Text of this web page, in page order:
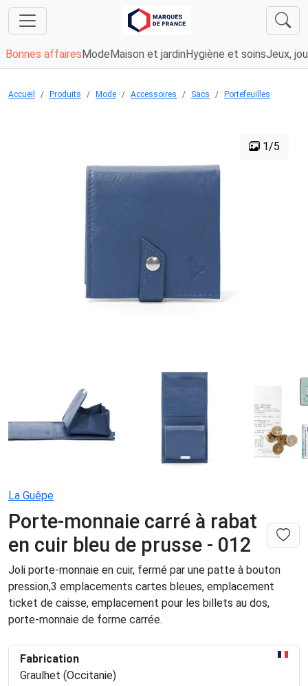
Bonnes affaires Mode Maison et jardin Hygiène et soinsJeux,
Accueil Produits Mode Accessoires Sacs Portefeuilles
1/5
La Guêpe
Porte-monnaie carré à rabat
en cuir bleu de prusse - 012
Joli porte-monnaie en cuir, fermé par une patte à bouton
pression,3 emplacements cartes bleues, emplacement
ticket de caisse, emplacement pour les billets au dos,
porte-monnaie de forme carrée.
Fabrication
Graulhet (Occitanie)